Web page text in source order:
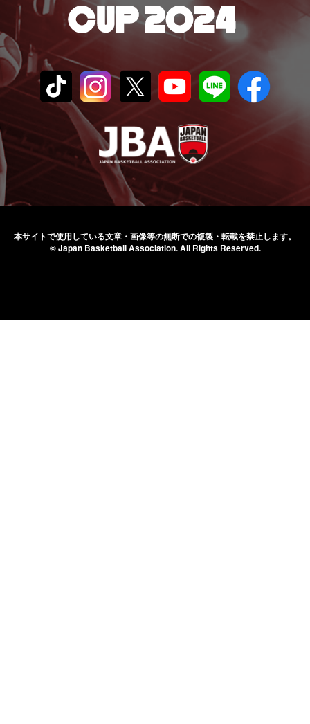
本サイトで使用している文章・画像等の無断での複製・転載を禁止します。
© Japan Basketball Association.All Rights Reserved.